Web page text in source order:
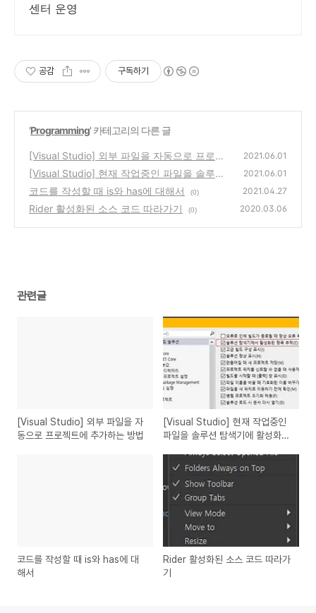
센터 운영
공감 구독하기
'Programming' 카테고리의 다른 글
[Visual Studio] 외부 파일을 자동으로 프로젝
트에 추가하는 방법
(0)
2021.06.01
[Visual Studio] 현재 작업중인 파일을 솔루션
탐색기에 활성화하기
(0)
2021.06.01
코드를 작성할 때 is와 has에 대해서 (0) 2021.04.27
Rider 활성화된 소스 코드 따라가기 (0) 2020.03.06
관련글
[Visual Studio] 외부 파일을 자
동으로 프로젝트에 추가하는 방법
[Visual Studio] 현재 작업중인
파일을 솔루션 탐색기에 활성화하
코드를 작성할 때 is와 has에 대
해서
Rider 활성화된 소스 코드 따라가
기